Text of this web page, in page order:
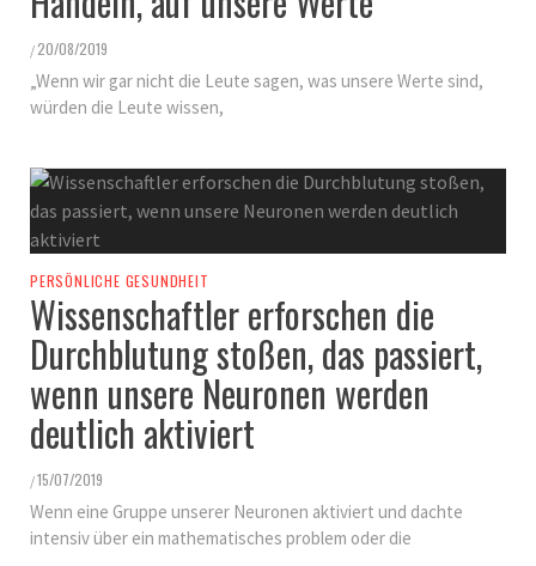
/ 20/08/2019
„Wenn wir gar nicht die Leute sagen, was unsere Werte sind,
würden die Leute wissen,
PERSÖNLICHE GESUNDHEIT
Wissenschaftler erforschen die
Durchblutung stoßen, das passiert,
wenn unsere Neuronen werden
deutlich aktiviert
/15/07/2019
Wenn eine Gruppe unserer Neuronen aktiviert und dachte
intensiv über ein mathematisches problem oder die